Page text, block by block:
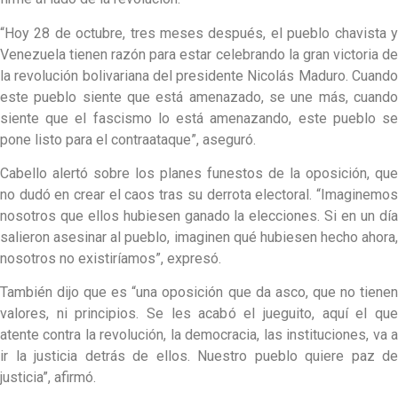
“Hoy 28 de octubre, tres meses después, el pueblo chavista y
Venezuela tienen razón para estar celebrando la gran victoria de
la revolución bolivariana del presidente Nicolás Maduro. Cuando
este pueblo siente que está amenazado, se une más, cuando
siente que el fascismo lo está amenazando, este pueblo se
pone listo para el contraataque”, aseguró.
Cabello alertó sobre los planes funestos de la oposición, que
no dudó en crear el caos tras su derrota electoral. “Imaginemos
nosotros que ellos hubiesen ganado la elecciones. Si en un día
salieron asesinar al pueblo, imaginen qué hubiesen hecho ahora,
nosotros no existiríamos”, expresó.
También dijo que es “una oposición que da asco, que no tienen
valores, ni principios. Se les acabó el jueguito, aquí el que
atente contra la revolución, la democracia, las instituciones, va a
ir la justicia detrás de ellos. Nuestro pueblo quiere paz de
justicia”, afirmó.